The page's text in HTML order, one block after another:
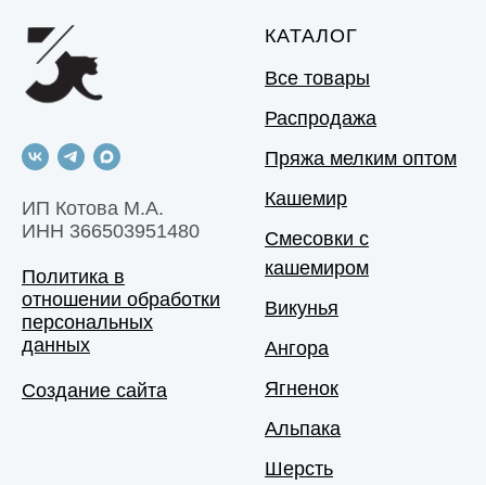
ИП Котова М.А.
ИНН 366503951480
Политика в
отношении обработки
персональных
данных
Создание сайта
КАТАЛОГ
Все товары
Распродажа
Пряжа мелким оптом
Кашемир
Смесовки с
кашемиром
Викунья
Ангора
Ягненок
Альпака
Шерсть